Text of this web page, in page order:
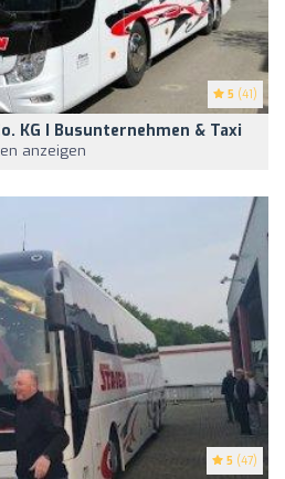
5 (41)
KG I Busunternehmen & Taxi
anzeigen
5 (47)